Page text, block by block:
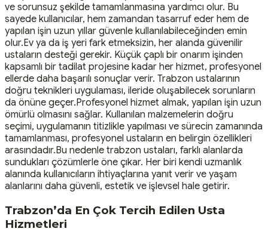
ve sorunsuz şekilde tamamlanmasına yardımcı olur. Bu
sayede kullanıcılar, hem zamandan tasarruf eder hem de
yapılan işin uzun yıllar güvenle kullanılabileceğinden emin
olur.Ev ya da iş yeri fark etmeksizin, her alanda güvenilir
ustaların desteği gerekir. Küçük çaplı bir onarım işinden
kapsamlı bir tadilat projesine kadar her hizmet, profesyonel
ellerde daha başarılı sonuçlar verir. Trabzon ustalarının
doğru teknikleri uygulaması, ileride oluşabilecek sorunların
da önüne geçer.Profesyonel hizmet almak, yapılan işin uzun
ömürlü olmasını sağlar. Kullanılan malzemelerin doğru
seçimi, uygulamanın titizlikle yapılması ve sürecin zamanında
tamamlanması, profesyonel ustaların en belirgin özellikleri
arasındadır.Bu nedenle trabzon ustaları, farklı alanlarda
sundukları çözümlerle öne çıkar. Her biri kendi uzmanlık
alanında kullanıcıların ihtiyaçlarına yanıt verir ve yaşam
alanlarını daha güvenli, estetik ve işlevsel hale getirir.
Trabzon’da En Çok Tercih Edilen Usta
Hizmetleri